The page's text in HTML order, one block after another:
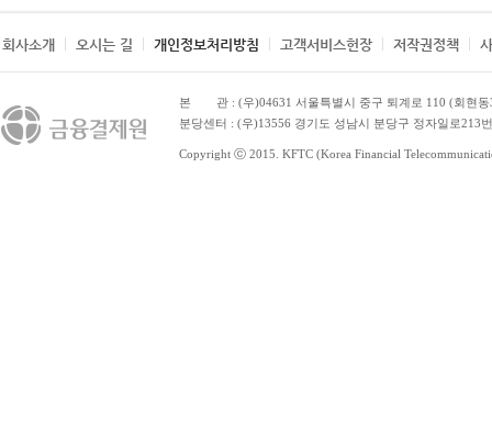
회사소개 오시는 길 개인정보처리방침 고객서비스헌장 저작권정책
본 관 : (우)04631 서울특별시 중구 퇴계로 110 (회현
분당센터 : (우)13556 경기도 성남시 분당구 정자일로213
Copyright ⓒ 2015. KFTC (Korea Financial